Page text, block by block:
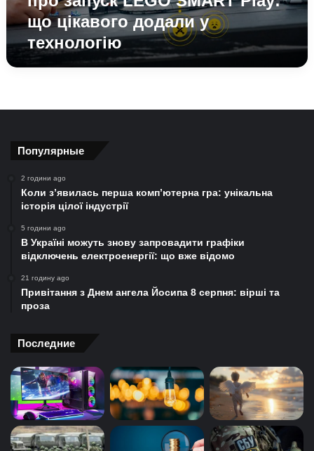
цікавого
додали
технологію
що цікавого додали у
технологію
Популярные
2 години ago
Коли з’явилась перша комп’ютерна гра: унікальна
історія цілої індустрії
5 години ago
В Україні можуть знову запровадити графіки
відключень електроенергії: що вже відомо
21 годину ago
Привітання з Днем ангела Йосипа 8 серпня: вірші та
проза
Последние